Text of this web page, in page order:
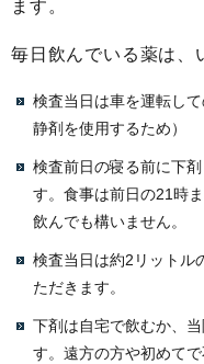
ます。
毎日飲んでいる薬は、
検査当日は車を運転し
静剤を使用するため）
検査前日の寝る前に下
す。食事は前日の21時
飲んでも構いません。
検査当日は約2リットル
ただきます。
下剤は自宅で飲むか、
す。遠方の方や初めて